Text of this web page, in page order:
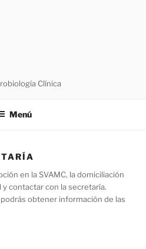
Clínica
Menú
en la SVAMC, la domiciliación
y contactar con la secretaría.
obtener información de las